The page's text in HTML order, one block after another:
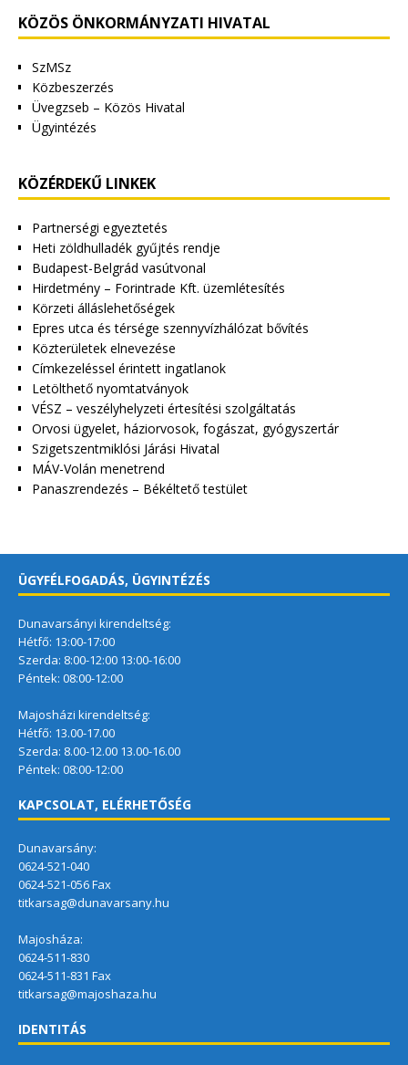
KÖZÖS ÖNKORMÁNYZATI HIVATAL
SzMSz
Közbeszerzés
Üvegzseb – Közös Hivatal
Ügyintézés
KÖZÉRDEKŰ LINKEK
Partnerségi egyeztetés
Heti zöldhulladék gyűjtés rendje
Budapest-Belgrád vasútvonal
Hirdetmény – Forintrade Kft. üzemlétesítés
Körzeti álláslehetőségek
Epres utca és térsége szennyvízhálózat bővítés
Közterületek elnevezése
Címkezeléssel érintett ingatlanok
Letölthető nyomtatványok
VÉSZ – veszélyhelyzeti értesítési szolgáltatás
Orvosi ügyelet, háziorvosok, fogászat, gyógyszertár
Szigetszentmiklósi Járási Hivatal
MÁV-Volán menetrend
Panaszrendezés – Békéltető testület
ÜGYFÉLFOGADÁS, ÜGYINTÉZÉS
Dunavarsányi kirendeltség:
Hétfő: 13:00-17:00
Szerda: 8:00-12:00 13:00-16:00
Péntek: 08:00-12:00
Majosházi kirendeltség:
Hétfő: 13.00-17.00
Szerda: 8.00-12.00 13.00-16.00
Péntek: 08:00-12:00
KAPCSOLAT, ELÉRHETŐSÉG
Dunavarsány:
0624-521-040
0624-521-056 Fax
titkarsag@dunavarsany.hu
Majosháza:
0624-511-830
0624-511-831 Fax
titkarsag@majoshaza.hu
IDENTITÁS